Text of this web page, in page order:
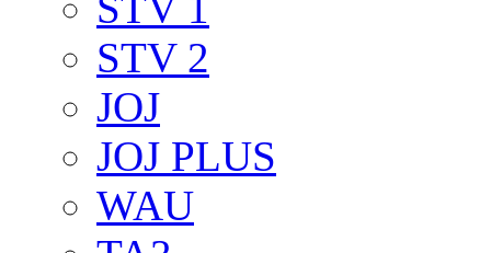
STV 2
JOJ
JOJ PLUS
WAU